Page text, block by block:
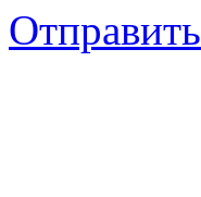
Отправить